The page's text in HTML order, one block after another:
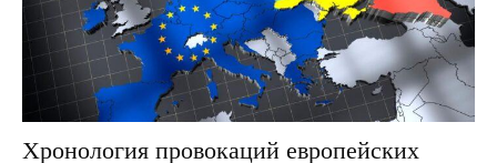
Хронология провокаций европейских